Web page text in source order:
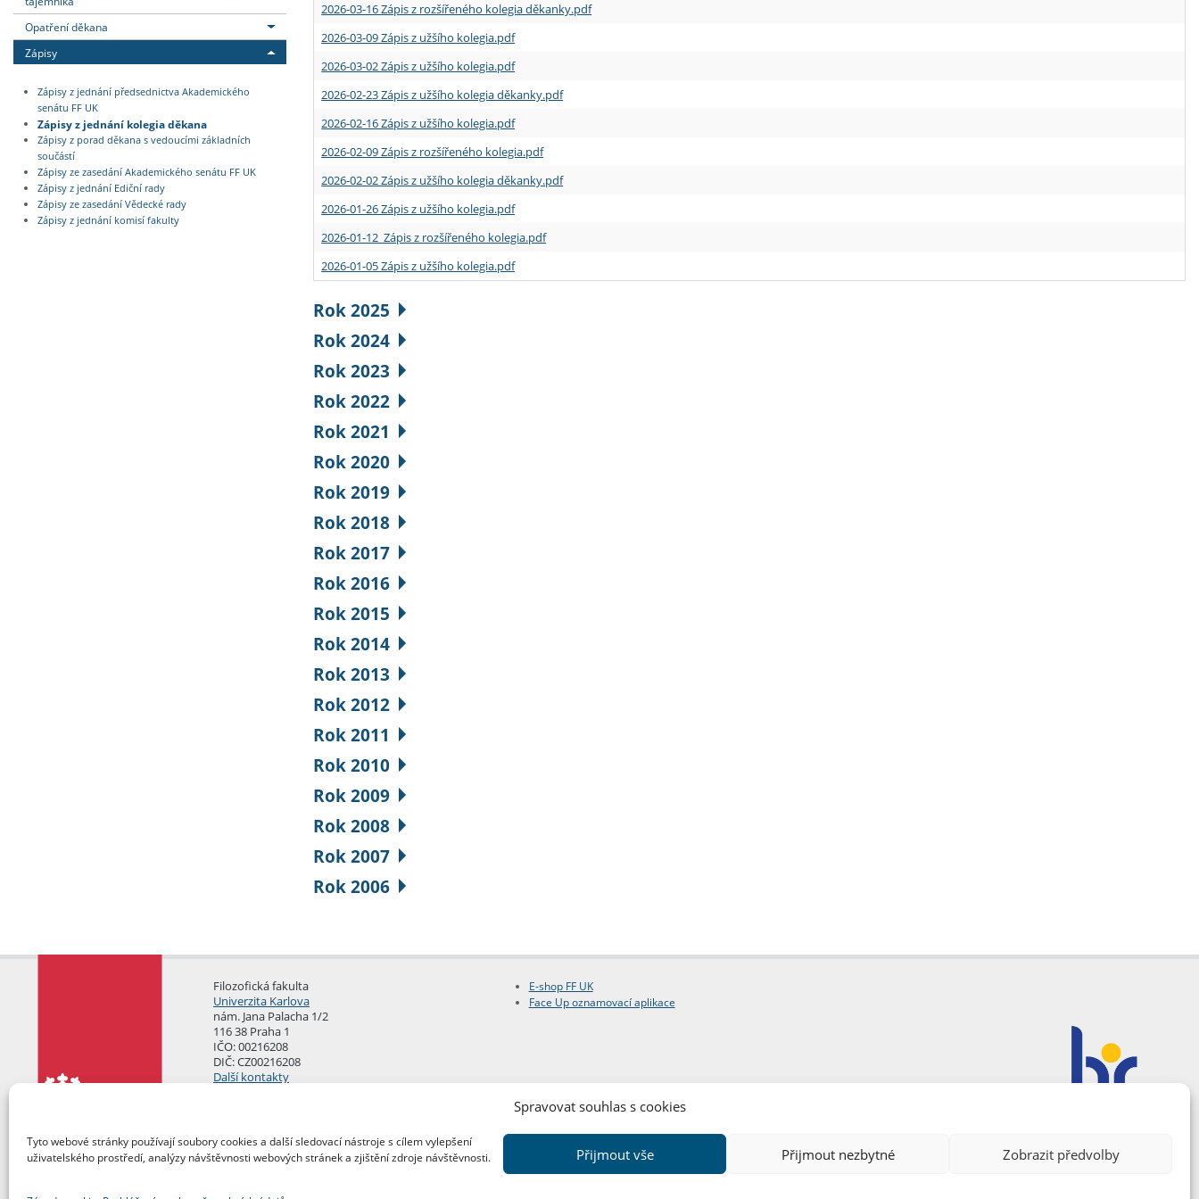
Spravovat souhlas s cookies
Tyto webové stránky používají soubory cookies a další sledovací nástroje s cílem vylepšení
uživatelského prostředí, analýzy návštěvnosti webových stránek a zjištění zdroje návštěvnosti.
Přijmout vše Přijmout nezbytné Zobrazit předvolby
Opatření děkana
Zápisy
Zápisy z jednání předsednictva Akademického
senátu FF UK
Zápisy z jednání kolegia děkana
Zápisy z porad děkana s vedoucími základních
součástí
Zápisy ze zasedání Akademického senátu FF UK
Zápisy z jednání Ediční rady
Zápisy ze zasedání Vědecké rady
Zápisy z jednání komisí fakulty
2026-03-16 Zápis z rozšířeného kolegia děkanky.pdf
2026-03-09 Zápis z užšího kolegia.pdf
2026-03-02 Zápis z užšího kolegia.pdf
2026-02-23 Zápis z užšího kolegia děkanky.pdf
2026-02-16 Zápis z užšího kolegia.pdf
2026-02-09 Zápis z rozšířeného kolegia.pdf
2026-02-02 Zápis z užšího kolegia děkanky.pdf
2026-01-26 Zápis z užšího kolegia.pdf
2026-01-12 Zápis z rozšířeného kolegia.pdf
2026-01-05 Zápis z užšího kolegia.pdf
Rok 2025
Rok 2024
Rok 2023
Rok 2022
Rok 2021
Rok 2020
Rok 2019
Rok 2018
Rok 2017
Rok 2016
Rok 2015
Rok 2014
Rok 2013
Rok 2012
Rok 2011
Rok 2010
Rok 2009
Rok 2008
Rok 2007
Rok 2006
Filozofická fakulta
Univerzita Karlova
nám. Jana Palacha 1/2
116 38 Praha 1
IČO: 00216208
DIČ: CZ00216208
Další kontakty
E-shop FF UK
Face Up oznamovací aplikace